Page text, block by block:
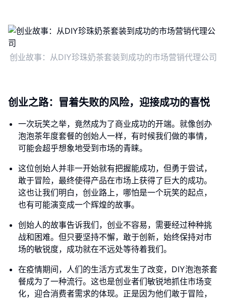
创业故事：从DIY珍珠奶茶套装到成功的市场营销代理公司
创业之路：冒着失败的风险，迎接成功的喜悦
一次玩笑之举，竟然成为了商业成功的开端。就像创办
泡泡茶年度套餐的创始人一样，有时候我们做的事情，
可能会超乎想象地受到市场的青睐。
这位创始人并非一开始就有把握能成功，但勇于尝试，
敢于冒险，最终使得产品在市场上获得了巨大的成功。
这也让我们明白，创业路上，哪怕是一个玩笑的起点，
也有可能演变成一个辉煌的故事。
创始人的故事告诉我们，创业不容易，需要经过种种挑
战和困难。但只要坚持不懈，敢于创新，始终保持对市
场的敏锐度，成功就在不远处等待着我们。
在疫情期间，人们的生活方式发生了改变，DIY泡泡茶套
餐成为了一种流行。这也是创业者们敏锐地抓住市场变
化，迎合消费者需求的体现。正是因为他们敢于冒险，